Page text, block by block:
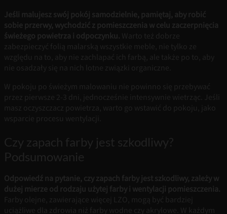
Jeśli malujesz swój pokój samodzielnie, pamiętaj, aby robić
sobie przerwy, wychodzić z pomieszczenia w celu zaczerpnięcia
świeżego powietrza i odpoczynku. Warto też dobrze
zabezpieczyć folią malarską wszystkie meble, nie tylko ze
względu na to, aby nie zachlapać ich farbą, ale także po to, aby
nie osadzały się na nich lotne związki organiczne.
W pokoju po świeżym malowaniu nie powinno się przebywać
przez pierwsze 2-3 dni, jednocześnie intensywnie wietrząc. Jeśli
masz oczyszczacz powietrza, warto go wstawić do pokoju, jako
wsparcie procesu wentylacji.
Czy zapach farby jest szkodliwy?
Podsumowanie
Odpowiedź na pytanie, czy zapach farby jest szkodliwy, zależy w
dużej mierze od rodzaju użytej farby i wentylacji pomieszczenia.
Farby olejne, zawierające więcej LZO, mogą być bardziej
uciążliwe dla zdrowia niż farby wodne czy akrylowe. W każdym